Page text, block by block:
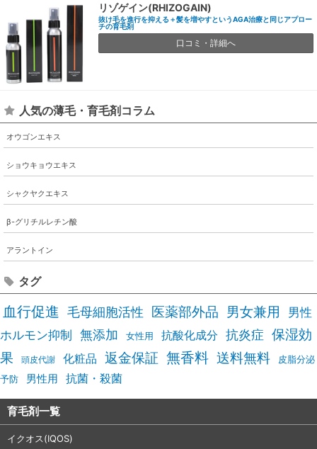
リゾゲイン(RHIZOGAIN)
抜け毛を進行を抑える＋髪を増やすというAGA治療と同じアプロー
チの育毛剤
口コミ・詳細へ
人気の薄毛・育毛剤コラム
オウゴンエキス
ショウキョウエキス
シャクヤクエキス
β-グリチルレチン酸
アラントイン
タグ
血行促進 毛母細胞活性 医薬部外品 男女兼用
男性
ホルモン抑制 無添加 女性用 抗酸化成分 抗炎症 保湿効
果
頭皮代謝 化粧品 返金保証 無香料 送料無料
皮脂分泌
予防
男性用 抗菌・殺菌
育毛剤一覧
イクオス(IQOS)